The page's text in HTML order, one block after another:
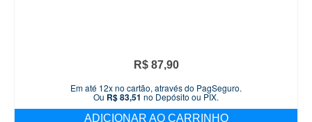
R$87,90
Em até 12x no cartão, através do PagSeguro.
Ou R$83,51 no Depósito ou PIX.
ADICIONAR AO CARRINHO